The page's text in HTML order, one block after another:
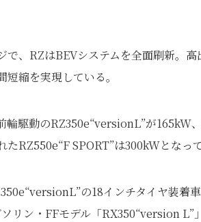
で、RZはBEVシステムを全面刷新。
縮を実現している。
輪駆動のRZ350e“versionL”が
RZ550e“F SPORT”は300kWとなって
の18インチタイヤ装着
リン・FFモデル「RX350“version